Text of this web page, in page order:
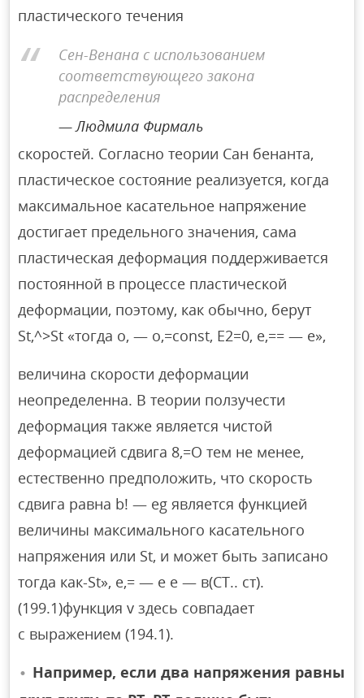
пластического течения
Сен-Венана с использованием
соответствующего закона
распределения
Людмила Фирмаль
скоростей. Согласно теории Сан бенанта,
пластическое состояние реализуется, когда
максимальное касательное напряжение
достигает предельного значения, сама
пластическая деформация поддерживается
постоянной в процессе пластической
деформации, поэтому, как обычно, берут
St,^>St «тогда o, — o,=const, E2=0, e,== — e»,
величина скорости деформации
неопределенна. В теории ползучести
деформация также является чистой
деформацией сдвига 8,=O тем не менее,
естественно предположить, что скорость
сдвига равна b! — eg является функцией
величины максимального касательного
напряжения или St, и может быть записано
тогда как-St», e,= — e е — в(СТ.. ст).
(199.1)функция v здесь совпадает
с выражением (194.1).
Например, если два напряжения равны